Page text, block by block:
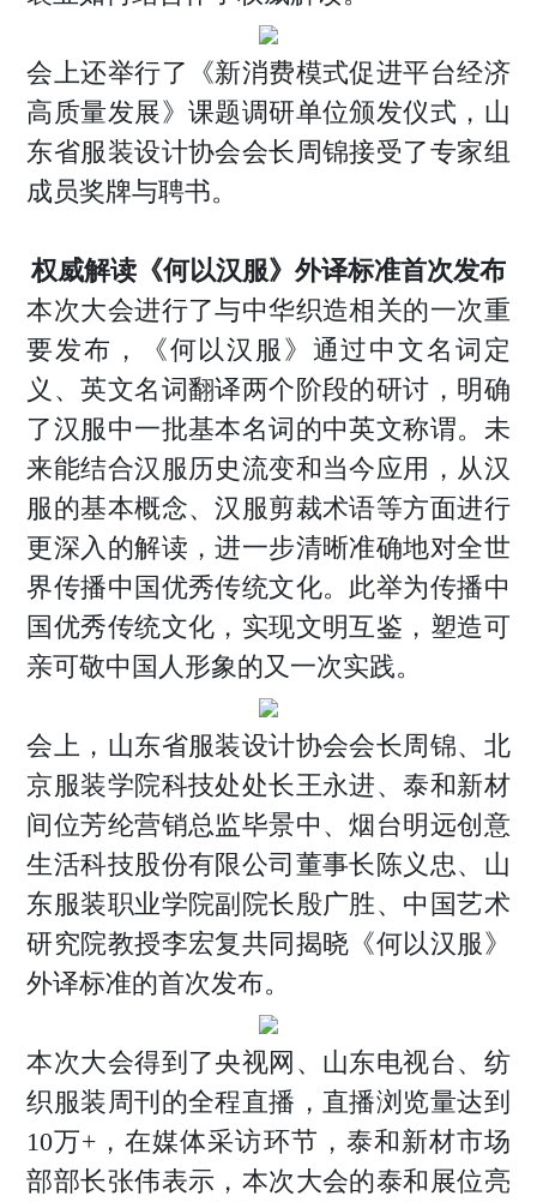
会上还举行了《新消费模式促进平台经济
高质量发展》课题调研单位颁发仪式，山
东省服装设计协会会长周锦接受了专家组
成员奖牌与聘书。
权威解读《何以汉服》外译标准首次发布
本次大会进行了与中华织造相关的一次重
要发布，《何以汉服》通过中文名词定
义、英文名词翻译两个阶段的研讨，明确
了汉服中一批基本名词的中英文称谓。未
来能结合汉服历史流变和当今应用，从汉
服的基本概念、汉服剪裁术语等方面进行
更深入的解读，进一步清晰准确地对全世
界传播中国优秀传统文化。此举为传播中
国优秀传统文化，实现文明互鉴，塑造可
亲可敬中国人形象的又一次实践。
会上，山东省服装设计协会会长周锦、北
京服装学院科技处处长王永进、泰和新材
间位芳纶营销总监毕景中、烟台明远创意
生活科技股份有限公司董事长陈义忠、山
东服装职业学院副院长殷广胜、中国艺术
研究院教授李宏复共同揭晓《何以汉服》
外译标准的首次发布。
本次大会得到了央视网、山东电视台、纺
织服装周刊的全程直播，直播浏览量达到
10万+，在媒体采访环节，泰和新材市场
部部长张伟表示，本次大会的泰和展位亮